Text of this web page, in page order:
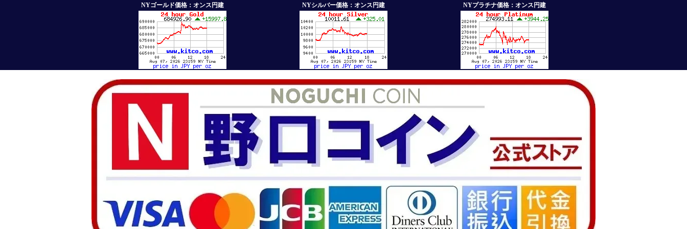
NYゴールド価格：オンス円建 NYシルバー価格：オンス円建 NYプラチナ価格：オンス円建